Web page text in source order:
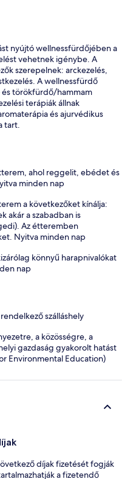
nyújtó wellnessfürdőjében a
vehetnek igénybe. A
szerepelnek: arckezelés,
A wellnessfürdő
törökfürdő/hammam
terápiák állnak
és ajurvédikus
tart.
ahol reggelit, ebédet és
minden nap
a következőket kínálja:
akár a szabadban is
Az étteremben
Nyitva minden nap
könnyű harapnivalókat
nap
szálláshely
a közösségre, a
gazdaság gyakorolt hatást
Environmental Education)
díjak fizetését fogják
a fizetendő